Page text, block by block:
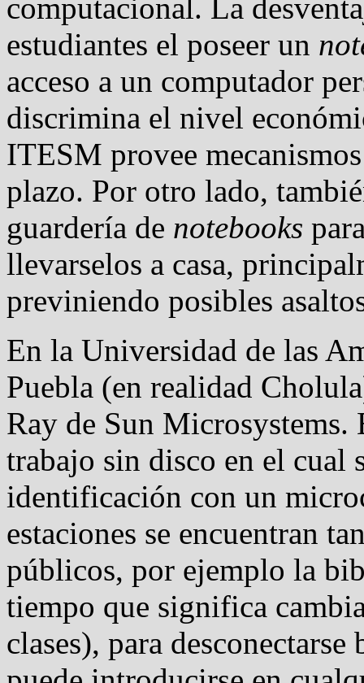
computacional. La
estudiantes el poseer un
acceso a un computador
discrimina el nivel
ITESM provee
plazo. Por otro lado,
guardería de notebooks
llevarselos a casa,
previniendo posibles
En la Universidad de las
Puebla (en realidad
Ray de Sun Microsystems.
trabajo sin disco en el cual
identificación con un
estaciones se encuentran
públicos, por ejemplo la
tiempo que significa
clases), para